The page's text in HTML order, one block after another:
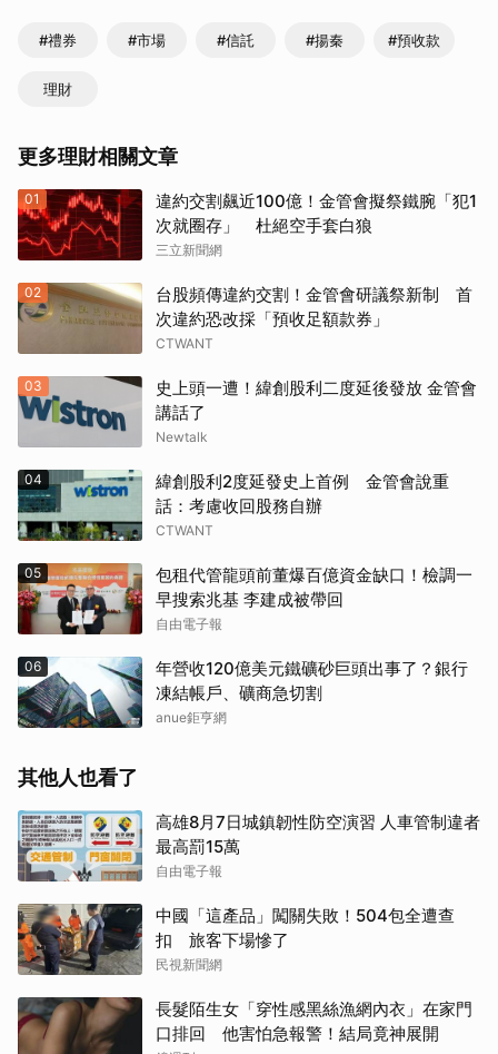
#禮券 #市場 #信託 #揚秦 #預收款
理財
更多理財相關文章
01
違約交割飆近100億！金管會擬祭鐵腕「犯1
次就圈存」 杜絕空手套白狼
三立新聞網
02
台股頻傳違約交割！金管會研議祭新制 首
次違約恐改採「預收足額款券」
CTWANT
03
史上頭一遭！緯創股利二度延後發放 金管會
講話了
Newtalk
04
緯創股利2度延發史上首例 金管會說重
話：考慮收回股務自辦
CTWANT
05
包租代管龍頭前董爆百億資金缺口！檢調一
早搜索兆基 李建成被帶回
自由電子報
06
年營收120億美元鐵礦砂巨頭出事了？銀行
凍結帳戶、礦商急切割
anue鉅亨網
其他人也看了
高雄8月7日城鎮韌性防空演習 人車管制違者
最高罰15萬
自由電子報
中國「這產品」闖關失敗！504包全遭查
扣 旅客下場慘了
民視新聞網
長髮陌生女「穿性感黑絲漁網內衣」在家門
口排回 他害怕急報警！結局竟神展開